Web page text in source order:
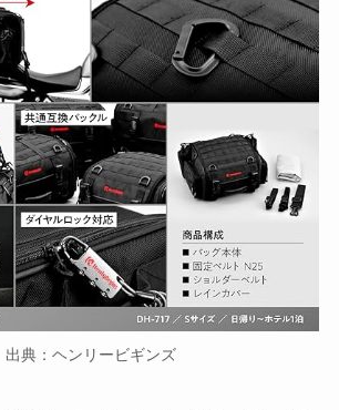
出典：ヘンリービギンズ